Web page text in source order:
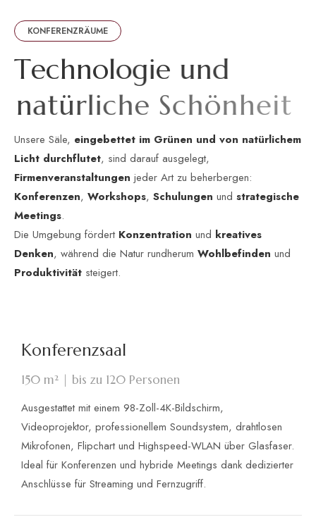
KONFERENZRÄUME
Technologie und
natürliche Schönheit
Unsere Säle, eingebettet im Grünen und von natürlichem
Licht durchflutet, sind darauf ausgelegt,
Firmenveranstaltungen jeder Art zu beherbergen:
Konferenzen, Workshops, Schulungen und strategische
Meetings.
Die Umgebung fördert Konzentration und kreatives
Denken, während die Natur rundherum Wohlbefinden und
Produktivität steigert.
Konferenzsaal
150 m² | bis zu 120 Personen
Ausgestattet mit einem 98-Zoll-4K-Bildschirm,
Videoprojektor, professionellem Soundsystem, drahtlosen
Mikrofonen, Flipchart und Highspeed-WLAN über Glasfaser.
Ideal für Konferenzen und hybride Meetings dank dedizierter
Anschlüsse für Streaming und Fernzugriff.